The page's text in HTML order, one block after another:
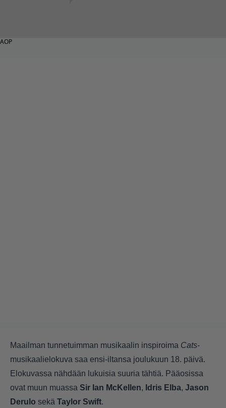
AOP
Maailman tunnetuimman musikaalin inspiroima Cats-
musikaalielokuva saa ensi-iltansa joulukuun 18. päivä.
Elokuvassa nähdään lukuisia suuria tähtiä. Pääosissa
ovat muun muassa Sir Ian McKellen, Idris Elba, Jason
Derulo sekä Taylor Swift.